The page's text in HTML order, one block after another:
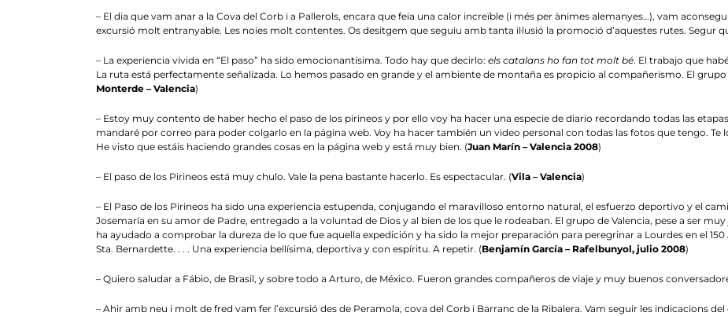
– El dia que vam anar a la Cova del Corb i a Pallerols, encara que feia una calor increïble (i més per ànimes alemanyes…), vam
excursió molt entranyable. Les noies molt contentes. Os desitgem que seguiu amb tanta il·lusió la promoció d’aquestes rutes. Segur
– La experiencia vivida en “El paso” ha sido emocionantísima. Todo hay que decirlo: els catalans ho fan tot molt bé. El trabajo que
La ruta está perfectamente señalizada. Lo hemos pasado en grande y el ambiente de montaña es propicio al compañerismo. El
Monterde – Valencia)
– Estoy muy contento de haber hecho el paso de los pirineos y por ello voy ha hacer una especie de diario recordando todas las
mandaré por correo para poder colgarlo en la página web. Voy ha hacer también un video personal con todas las fotos que tengo.
He visto que estáis haciendo grandes cosas en la página web y está muy bien. (Juan Marín – Valencia 2008)
– El paso de los Pirineos está muy chulo. Vale la pena bastante hacerlo. Es espectacular. (Vila – Valencia)
– El Paso de los Pirineos ha sido una experiencia estupenda, conjugando el maravilloso entorno natural, el esfuerzo deportivo y el
Josemaría en su amor de Padre, entregado a la voluntad de Dios y al bien de los que le rodeaban. El grupo de Valencia, pese a ser
ha ayudado a comprobar la dureza de lo que fue aquella expedición y ha sido la mejor preparación para peregrinar a Lourdes en el
Sta. Bernardette. . . . Una experiencia bellísima, deportiva y con espíritu. A repetir. (Benjamín García – Rafelbunyol, julio 2008)
– Quiero saludar a Fábio, de Brasil, y sobre todo a Arturo, de México. Fueron grandes compañeros de viaje y muy buenos
– Ahir amb neu i molt de fred vam fer l’excursió des de Peramola, cova del Corb i Barranc de la Ribalera. Vam seguir les indicacions